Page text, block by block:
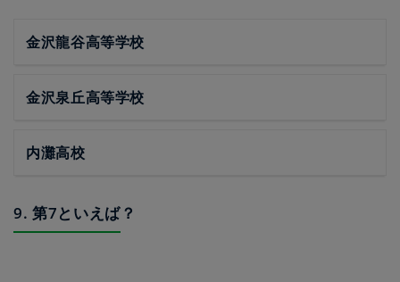
金沢龍谷高等学校
金沢泉丘高等学校
内灘高校
9. 第7といえば？